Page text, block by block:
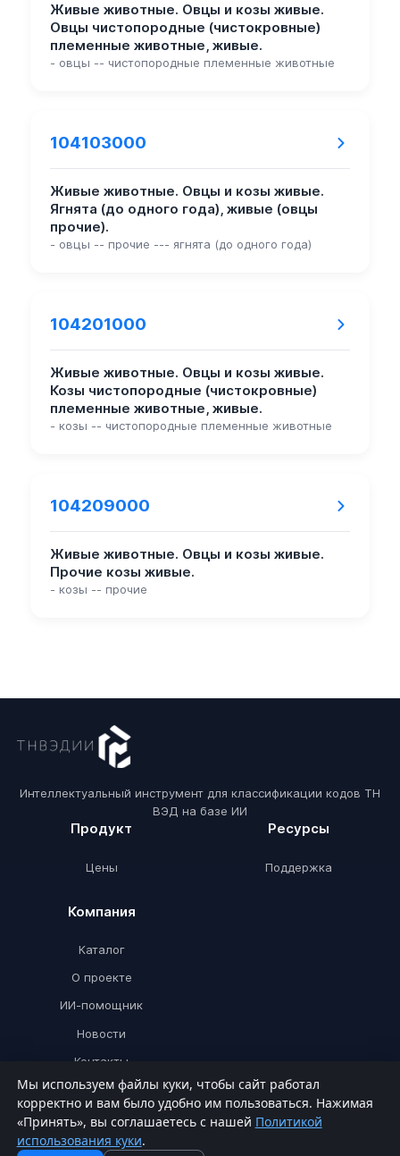
Живые животные. Овцы и козы живые.
Овцы чистопородные (чистокровные)
племенные животные, живые.
- овцы -- чистопородные племенные животные
104103000
Живые животные. Овцы и козы живые.
Ягнята (до одного года), живые (овцы
прочие).
- овцы -- прочие --- ягнята (до одного года)
104201000
Живые животные. Овцы и козы живые.
Козы чистопородные (чистокровные)
племенные животные, живые.
- козы -- чистопородные племенные животные
104209000
Живые животные. Овцы и козы живые.
Прочие козы живые.
- козы -- прочие
Интеллектуальный инструмент для классификации кодов ТН
ВЭД на базе ИИ
Продукт
Цены
Ресурсы
Поддержка
Компания
Каталог
О проекте
ИИ-помощник
Новости
Контакты
© ТНВЭДИИ 2026. Все права защищены.
Политика конфиденциальности
Мы используем файлы куки, чтобы сайт работал
корректно и вам было удобно им пользоваться. Нажимая
«Принять», вы соглашаетесь с нашей Политикой
использования куки.